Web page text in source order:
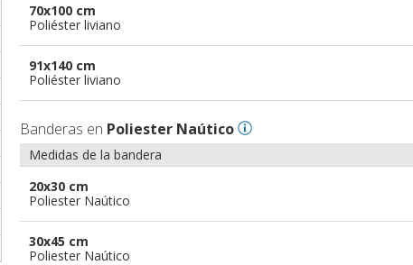
70x100 cm
Poliéster liviano
91x140 cm
Poliéster liviano
Banderas en Poliester Naútico
Medidas de la bandera
20x30 cm
Poliester Naútico
30x45 cm
Poliester Naútico